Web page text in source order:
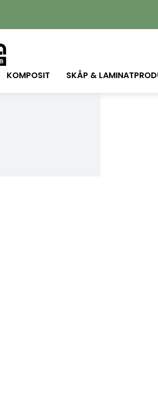
KOMPOSIT SKÅP &